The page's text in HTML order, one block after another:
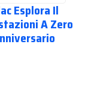
Esplora Il
A Zero